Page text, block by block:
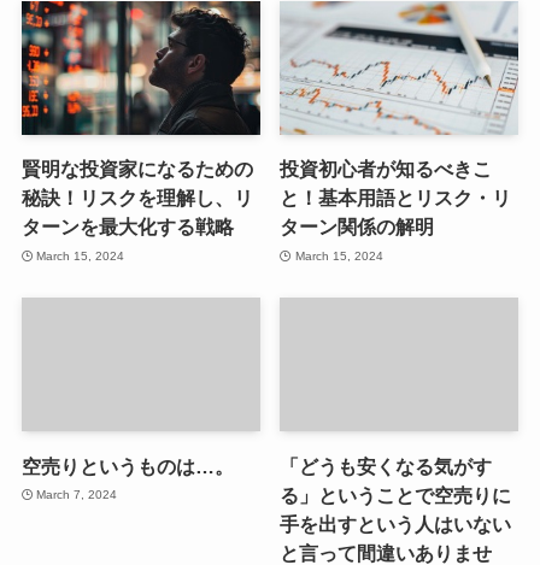
賢明な投資家になるための
秘訣！リスクを理解し、リ
ターンを最大化する戦略
March 15, 2024
投資初心者が知るべきこ
と！基本用語とリスク・リ
ターン関係の解明
March 15, 2024
空売りというものは…。
March 7, 2024
「どうも安くなる気がす
る」ということで空売りに
手を出すという人はいない
と言って間違いありませ